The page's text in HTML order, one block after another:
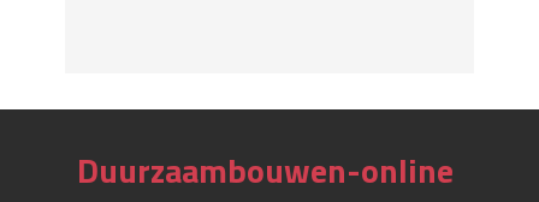
Duurzaambouwen-online